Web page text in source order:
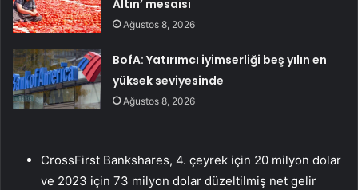
Altın’ mesaisi
Ağustos 8, 2026
BofA: Yatırımcı iyimserliği beş yılın en
yüksek seviyesinde
Ağustos 8, 2026
CrossFirst Bankshares, 4. çeyrek için 20 milyon dolar
ve 2023 için 73 milyon dolar düzeltilmiş net gelir